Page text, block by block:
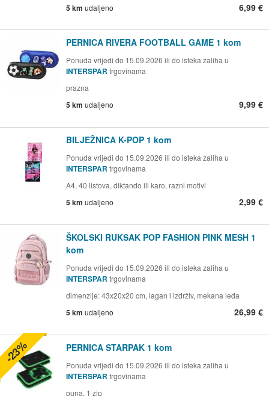
5 km udaljeno 6,99 €
PERNICA RIVERA FOOTBALL GAME 1 kom
Ponuda vrijedi do 15.09.2026 ili do isteka zaliha u
INTERSPAR trgovinama
prazna
5 km udaljeno 9,99 €
BILJEŽNICA K-POP 1 kom
Ponuda vrijedi do 15.09.2026 ili do isteka zaliha u
INTERSPAR trgovinama
A4, 40 listova, diktando ili karo, razni motivi
5 km udaljeno 2,99 €
ŠKOLSKI RUKSAK POP FASHION PINK MESH 1
kom
Ponuda vrijedi do 15.09.2026 ili do isteka zaliha u
INTERSPAR trgovinama
dimenzije: 43x20x20 cm, lagan i izdrživ, mekana leđa
5 km udaljeno 26,99 €
PERNICA STARPAK 1 kom
Ponuda vrijedi do 15.09.2026 ili do isteka zaliha u
INTERSPAR trgovinama
puna, 1 zip
-23%